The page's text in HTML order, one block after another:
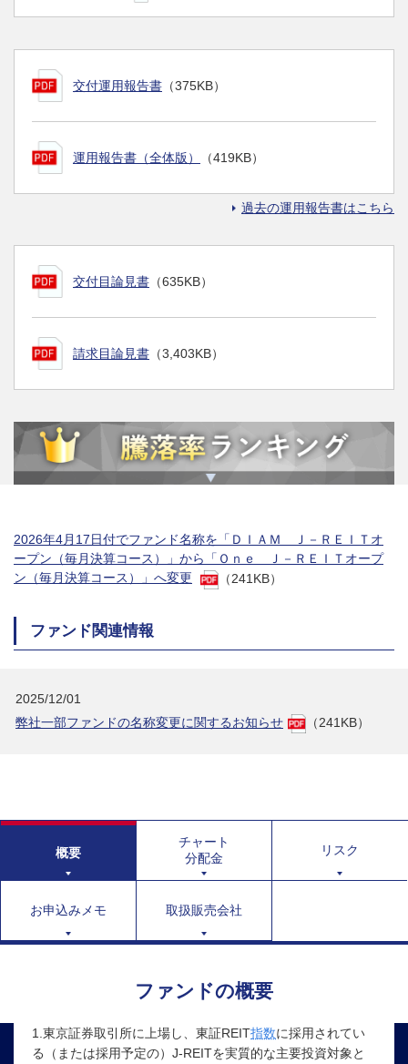
交付運用報告書 （375KB）
運用報告書（全体版） （419KB）
過去の運用報告書はこちら
交付目論見書 （635KB）
請求目論見書 （3,403KB）
2026年4月17日付でファンド名称を「ＤＩＡＭ Ｊ－ＲＥＩＴオ
ープン（毎月決算コース）」から「Ｏｎｅ Ｊ－ＲＥＩＴオープ
ン（毎月決算コース）」へ変更
（241KB）
ファンド関連情報
2025/12/01
弊社一部ファンドの名称変更に関するお知らせ
（241KB）
概要
チャート
分配金
リスク
お申込みメモ 取扱販売会社
ファンドの概要
1.東京証券取引所に上場し、東証REIT指数に採用されてい
る（または採用予定の）J-REITを実質的な主要投資対象と